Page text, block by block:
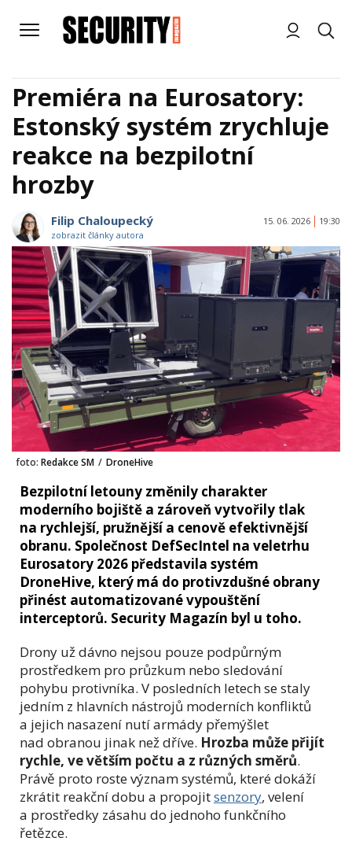
Premiéra na Eurosatory:
Estonský systém zrychluje
reakce na bezpilotní
hrozby
Filip Chaloupecký
zobrazit články autora
15. 06. 2026 19:30
foto: Redakce SM / DroneHive
Bezpilotní letouny změnily charakter
moderního bojiště a zároveň vytvořily tlak
na rychlejší, pružnější a cenově efektivnější
obranu. Společnost DefSecIntel na veletrhu
Eurosatory 2026 představila systém
DroneHive, který má do protivzdušné obrany
přinést automatizované vypouštění
interceptorů. Security Magazín byl u toho.
Drony už dávno nejsou pouze podpůrným
prostředkem pro průzkum nebo sledování
pohybu protivníka. V posledních letech se staly
jedním z hlavních nástrojů moderních konfliktů
a jejich nasazení nutí armády přemýšlet
nad obranou jinak než dříve. Hrozba může přijít
rychle, ve větším počtu a z různých směrů.
Právě proto roste význam systémů, které dokáží
zkrátit reakční dobu a propojitsenzory, velení
a prostředky zásahu do jednoho funkčního
řetězce.